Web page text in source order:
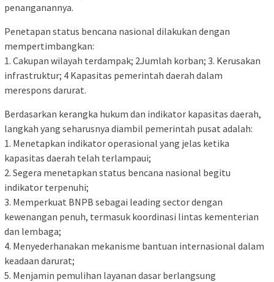
penanganannya.
Penetapan status bencana nasional dilakukan dengan
mempertimbangkan:
1. Cakupan wilayah terdampak; 2Jumlah korban; 3. Kerusakan
infrastruktur; 4 Kapasitas pemerintah daerah dalam
merespons darurat.
Berdasarkan kerangka hukum dan indikator kapasitas daerah,
langkah yang seharusnya diambil pemerintah pusat adalah:
1. Menetapkan indikator operasional yang jelas ketika
kapasitas daerah telah terlampaui;
2. Segera menetapkan status bencana nasional begitu
indikator terpenuhi;
3. Memperkuat BNPB sebagai leading sector dengan
kewenangan penuh, termasuk koordinasi lintas kementerian
dan lembaga;
4. Menyederhanakan mekanisme bantuan internasional dalam
keadaan darurat;
5. Menjamin pemulihan layanan dasar berlangsung